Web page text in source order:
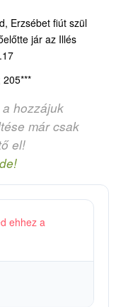
Erzsébet fiút szül
jár az Illés
205***
hozzájuk
már csak
el!
ehhez a